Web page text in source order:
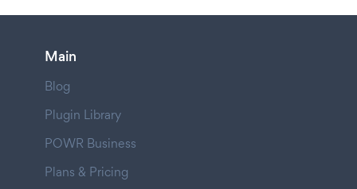
Main
Blog
Plugin Library
POWR Business
Plans & Pricing